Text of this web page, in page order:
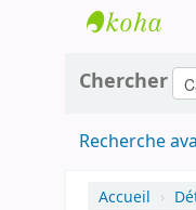
Archives
Chercher
Recherche
Accueil ›